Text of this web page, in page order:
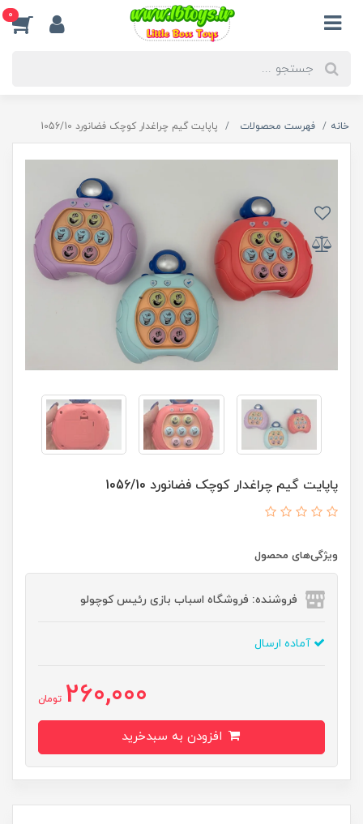
0
خانه فهرست محصولات پاپایت گیم چراغدار کوچک فضانورد 1056/10
پاپایت گیم چراغدار کوچک فضانورد 1056/10
ویژگی‌های محصول
فروشنده: فروشگاه اسباب بازی رئیس کوچولو
آماده ارسال
260,000 تومان